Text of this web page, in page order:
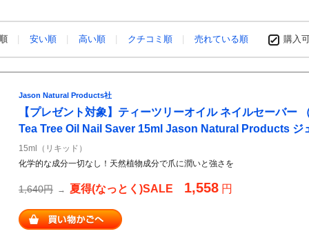
安い順 高い順 クチコミ順 売れている順 購入
Jason Natural Products社
【プレゼント対象】ティーツリーオイル ネイルセーバー
Tea Tree Oil Nail Saver 15ml Jason Natural Products ジ
15ml（リキッド）
化学的な成分一切なし！天然植物成分で爪に潤いと強さを
1,640円 → 夏得(なっとく)SALE 1,558 円